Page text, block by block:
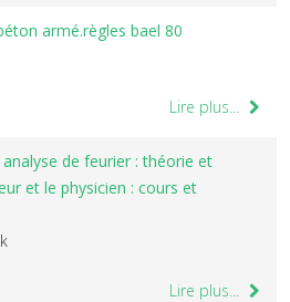
armé.règles bael 80
Lire plus...
de feurier : théorie et
et le physicien : cours et
Lire plus...